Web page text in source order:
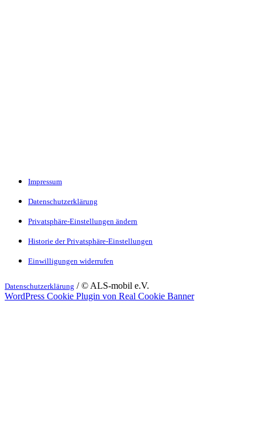
Impressum
Datenschutzerklärung
Privatsphäre-Einstellungen ändern
Historie der Privatsphäre-Einstellungen
Einwilligungen widerrufen
Datenschutzerklärung / © ALS-mobil e.V.
WordPress Cookie Plugin von Real Cookie Banner